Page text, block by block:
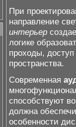
При
направление
интерьер
логике
проходы,
пространства.
Современная
способствуют
должна
особенности